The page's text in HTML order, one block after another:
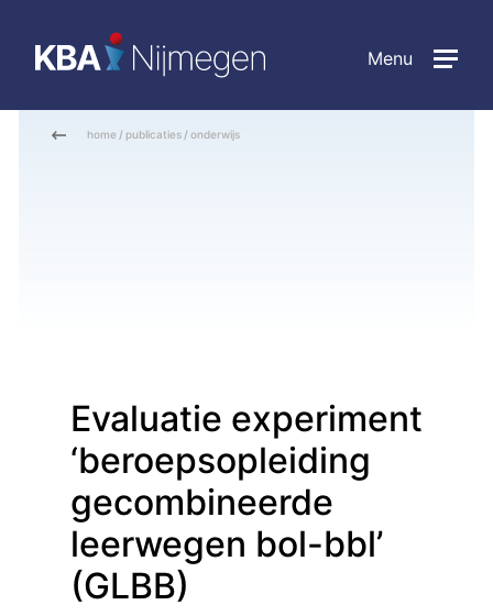
Menu
home / publicaties /onderwijs
Evaluatie experiment
‘beroepsopleiding
gecombineerde
leerwegen bol-bbl’
(GLBB)